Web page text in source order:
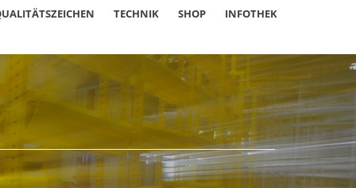
TECHNIK SHOP INFOTHEK